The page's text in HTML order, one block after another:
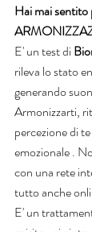
Hai mai sentito
E' un test di
rileva lo stato
generando
Armonizzarti,
percezione di
emozionale .
con una rete
tutto anche
E' un